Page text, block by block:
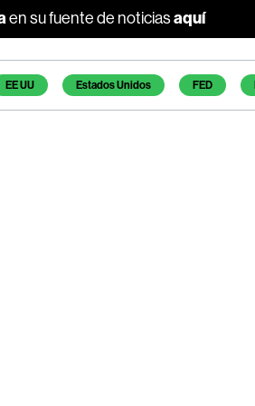
en su fuente de noticiasaquí
EE UU Estados Unidos FED